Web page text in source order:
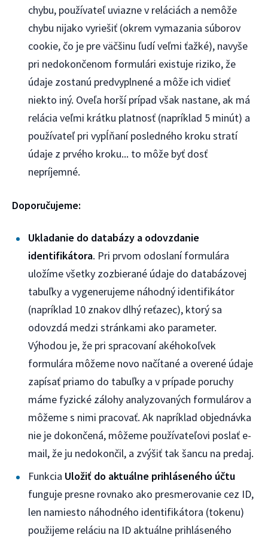
chybu, používateľ uviazne v reláciách a nemôže
chybu nijako vyriešiť (okrem vymazania súborov
cookie, čo je pre väčšinu ľudí veľmi ťažké), navyše
pri nedokončenom formulári existuje riziko, že
údaje zostanú predvyplnené a môže ich vidieť
niekto iný. Oveľa horší prípad však nastane, ak má
relácia veľmi krátku platnosť (napríklad 5 minút) a
používateľ pri vypĺňaní posledného kroku stratí
údaje z prvého kroku... to môže byť dosť
nepríjemné.
Doporučujeme:
Ukladanie do databázy a odovzdanie
identifikátora. Pri prvom odoslaní formulára
uložíme všetky zozbierané údaje do databázovej
tabuľky a vygenerujeme náhodný identifikátor
(napríklad 10 znakov dlhý reťazec), ktorý sa
odovzdá medzi stránkami ako parameter.
Výhodou je, že pri spracovaní akéhokoľvek
formulára môžeme novo načítané a overené údaje
zapísať priamo do tabuľky a v prípade poruchy
máme fyzické zálohy analyzovaných formulárov a
môžeme s nimi pracovať. Ak napríklad objednávka
nie je dokončená, môžeme používateľovi poslať e-
mail, že ju nedokončil, a zvýšiť tak šancu na predaj.
Funkcia Uložiť do aktuálne prihláseného účtu
funguje presne rovnako ako presmerovanie cez ID,
len namiesto náhodného identifikátora (tokenu)
použijeme reláciu na ID aktuálne prihláseného